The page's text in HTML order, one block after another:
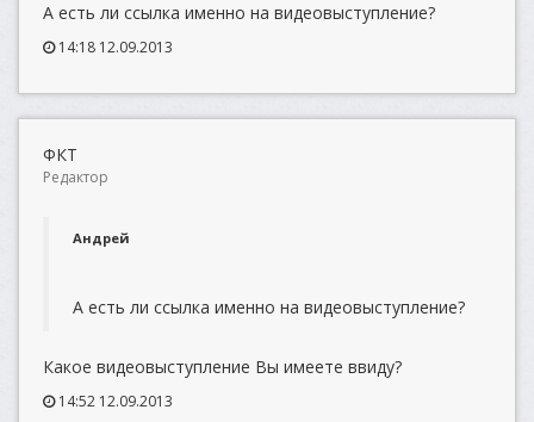
А есть ли ссылка именно на видеовыступление?
14:18 12.09.2013
ФКТ
Редактор
Андрей
А есть ли ссылка именно на видеовыступление?
Какое видеовыступление Вы имеете ввиду?
14:52 12.09.2013